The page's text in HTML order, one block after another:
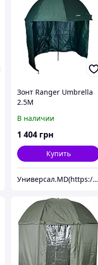
Зонт Ranger Umbrella
2.5M
В наличии
1 404 грн
Купить
Универсал.MD(https://universal.prom.md/)